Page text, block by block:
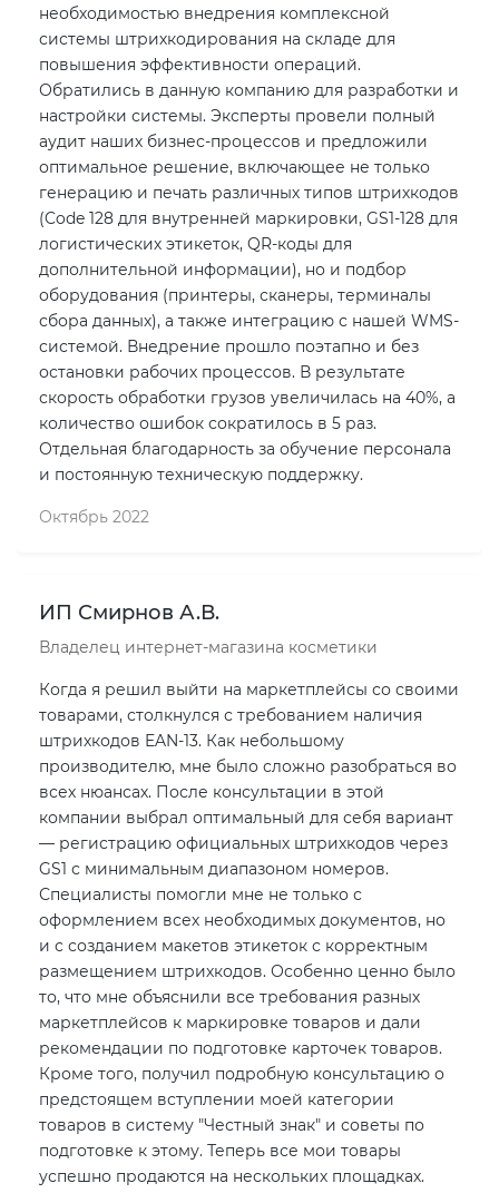
необходимостью внедрения комплексной
системы штрихкодирования на складе для
повышения эффективности операций.
Обратились в данную компанию для разработки и
настройки системы. Эксперты провели полный
аудит наших бизнес-процессов и предложили
оптимальное решение, включающее не только
генерацию и печать различных типов штрихкодов
(Code 128 для внутренней маркировки, GS1-128 для
логистических этикеток, QR-коды для
дополнительной информации), но и подбор
оборудования (принтеры, сканеры, терминалы
сбора данных), а также интеграцию с нашей WMS-
системой. Внедрение прошло поэтапно и без
остановки рабочих процессов. В результате
скорость обработки грузов увеличилась на 40%, а
количество ошибок сократилось в 5 раз.
Отдельная благодарность за обучение персонала
и постоянную техническую поддержку.
Октябрь 2022
ИП Смирнов А.В.
Владелец интернет-магазина косметики
Когда я решил выйти на маркетплейсы со своими
товарами, столкнулся с требованием наличия
штрихкодов EAN-13. Как небольшому
производителю, мне было сложно разобраться во
всех нюансах. После консультации в этой
компании выбрал оптимальный для себя вариант
— регистрацию официальных штрихкодов через
GS1 с минимальным диапазоном номеров.
Специалисты помогли мне не только с
оформлением всех необходимых документов, но
и с созданием макетов этикеток с корректным
размещением штрихкодов. Особенно ценно было
то, что мне объяснили все требования разных
маркетплейсов к маркировке товаров и дали
рекомендации по подготовке карточек товаров.
Кроме того, получил подробную консультацию о
предстоящем вступлении моей категории
товаров в систему "Честный знак" и советы по
подготовке к этому. Теперь все мои товары
успешно продаются на нескольких площадках.